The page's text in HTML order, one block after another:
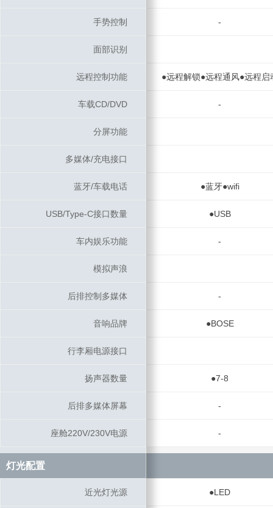
手势控制 -
面部识别
远程控制功能 ●远程解锁●远程通风●远程启
车载CD/DVD -
分屏功能
多媒体/充电接口
蓝牙/车载电话 ●蓝牙●wifi
USB/Type-C接口数量 ●USB
车内娱乐功能 -
模拟声浪
后排控制多媒体 -
音响品牌 ●BOSE
行李厢电源接口
扬声器数量 ●7-8
后排多媒体屏幕 -
座舱220V/230V电源 -
灯光配置
近光灯光源 ●LED
手势控制
面部识别
远程控制功能
车载CD/DVD
分屏功能
多媒体/充电接口
蓝牙/车载电话
USB/Type-C接口数量
车内娱乐功能
模拟声浪
后排控制多媒体
音响品牌
行李厢电源接口
扬声器数量
后排多媒体屏幕
座舱220V/230V电源
灯光配置
近光灯光源